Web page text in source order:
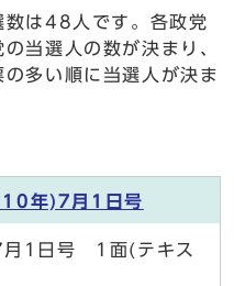
は48人です。各政党
当選人の数が決まり、
多い順に当選人が決ま
年)7月1日号
1日号 1面(テキス